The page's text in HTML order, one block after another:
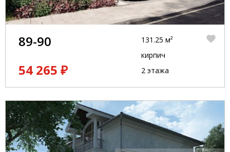
89-90
54 265 ₽
131.25 м²
кирпич
2 этажа